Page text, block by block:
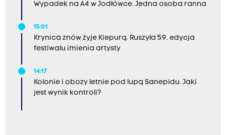
Wypadek na A4 w Jodłówce. Jedna osoba ranna
15:01
Krynica znów żyje Kiepurą. Ruszyła 59. edycja
festiwalu imienia artysty
14:17
Kolonie i obozy letnie pod lupą Sanepidu. Jaki
jest wynik kontroli?